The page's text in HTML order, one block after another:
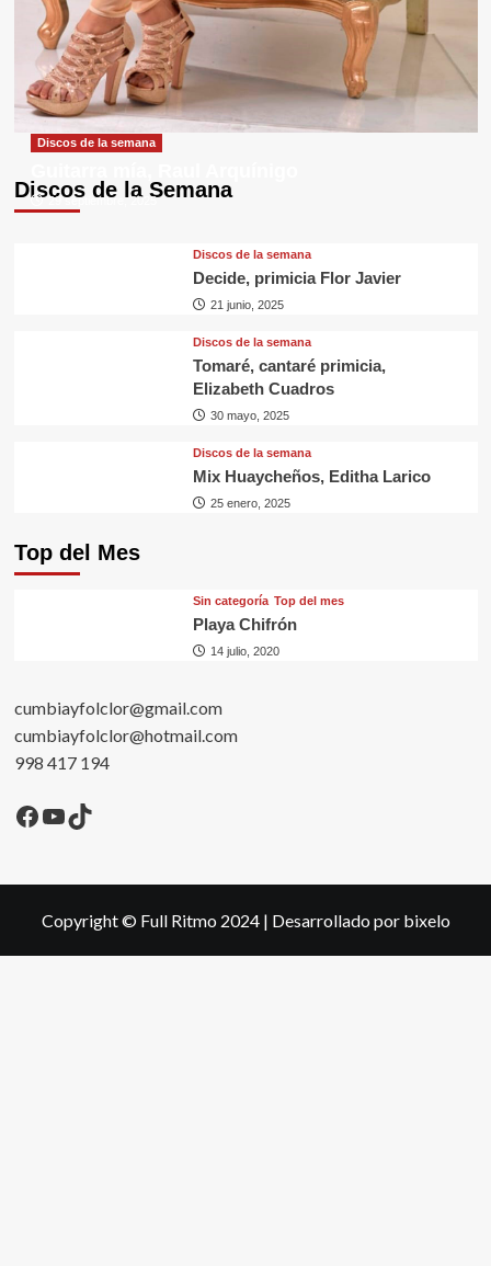
Discos de la Semana
Discos de la semana
29 septiembre, 2025
Discos de la semana
Decide, primicia Flor Javier
21 junio, 2025
Discos de la semana
Tomaré, cantaré primicia,
Elizabeth Cuadros
30 mayo, 2025
Discos de la semana
Mix Huaycheños, Editha Larico
25 enero, 2025
Top del Mes
Sin categorí­a Top del mes
Playa Chifrón
14 julio, 2020
cumbiayfolclor@gmail.com
cumbiayfolclor@hotmail.com
998 417 194
Facebook
YouTube
TikTok
Copyright © Full Ritmo 2024 | Desarrollado por bixelo